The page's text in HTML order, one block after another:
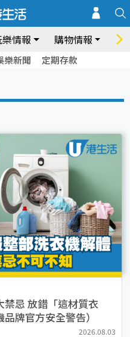
情報 購物情報 飲
樂新聞 定期存款
忌 放錯「這材質衣
牌官方安全警告）
2026.08.03